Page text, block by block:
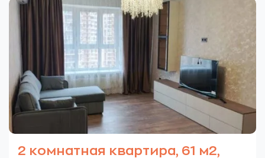
2 комнатная квартира, 61 м2,